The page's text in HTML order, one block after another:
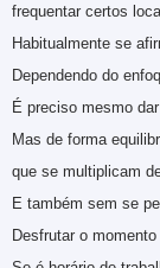
frequentar certos
Habitualmente se
Dependendo do
É preciso mesmo
Mas de forma
que se multiplicam
E também sem se
Desfrutar o